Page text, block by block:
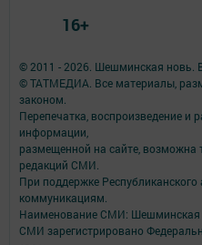
© 2011 - 2026. Шешминская новь.
© ТАТМЕДИА. Все материалы,
законом.
Перепечатка, воспроизведение и
информации,
размещенной на сайте, возможна
редакций СМИ.
При поддержке
коммуникациям.
Наименование СМИ: Шешминская
СМИ зарегистрировано
16+